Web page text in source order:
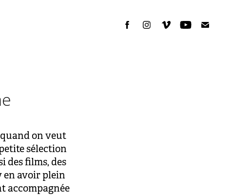
on veut
sélection
des films, des
en avoir plein
accompagnée